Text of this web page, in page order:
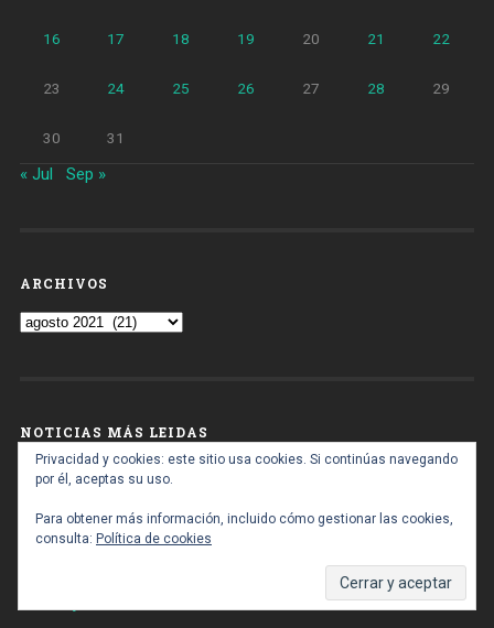
16 17 18 19 20 21 22
23 24 25 26 27 28 29
30 31
« Jul Sep »
ARCHIVOS
Archivos
NOTICIAS MÁS LEIDAS
Aprovat el planejament del nou Museu Carmen Thyssen a
l'antic cinema Comèdia de Barcelona
La Guardia Urbana de Badalona incorporará pistolas Taser
para conflictos de alto riesgo
Comienzan las obras de reforma del recinto ferial de
Privacidad y cookies: este sitio usa cookies. Si continúas navegando
por él, aceptas su uso.
Para obtener más información, incluido cómo gestionar las cookies,
consulta: Política de cookies